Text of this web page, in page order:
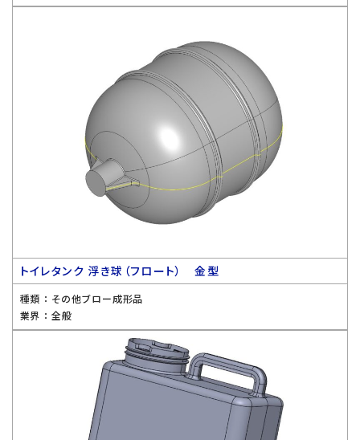
トイレタンク 浮き球（フロート） 金型
種類 ： その他ブロー成形品
業界 ： 全般